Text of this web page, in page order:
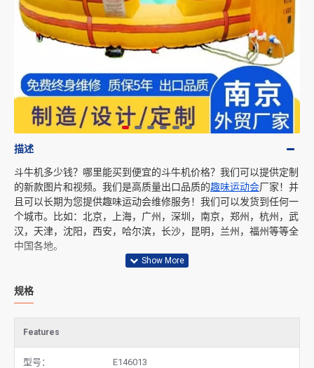
描述
斗牛机多少钱？哪里能买到便宜的斗牛机价格？我们可以提供定制
的新款图片和视频。我们是高质量出口品质的趣味运动会厂家！并
且可以长期为您提供趣味运动会维修服务！我们可以发货到任何一
个城市。比如：北京，上海，广州，深圳，南京，郑州，杭州，武
汉，天津，沈阳，西安，哈尔滨，长沙，昆明，兰州，福州等等全
中国各地。
规格
Features
型号： E146013